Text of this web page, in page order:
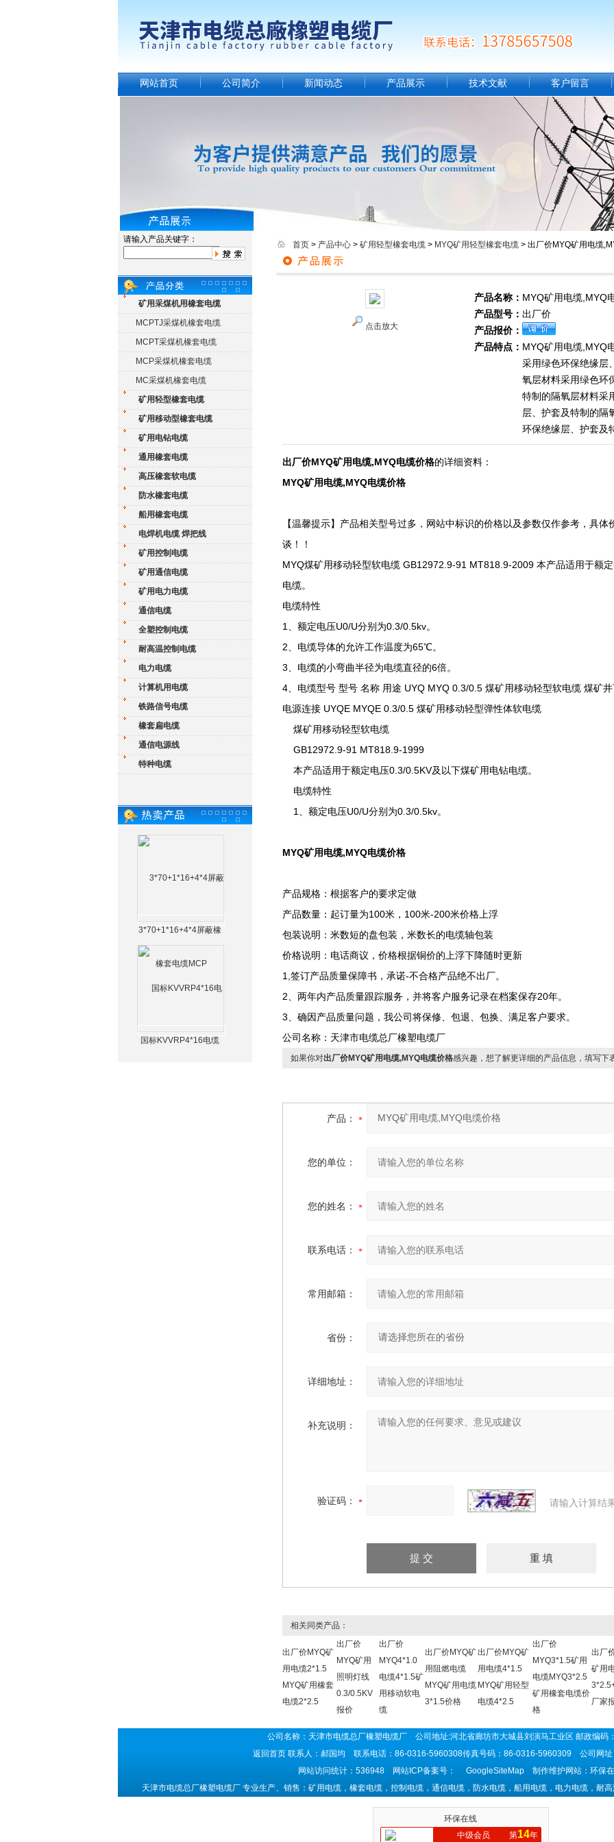
网站首页 公司简介 新闻动态 产品展示 技术文献 客户留言
请输入产品关键字：
矿用采煤机用橡套电缆
MCPTJ采煤机橡套电缆
MCPT采煤机橡套电缆
MCP采煤机橡套电缆
MC采煤机橡套电缆
矿用轻型橡套电缆
矿用移动型橡套电缆
矿用电钻电缆
通用橡套电缆
高压橡套软电缆
防水橡套电缆
船用橡套电缆
电焊机电缆 焊把线
矿用控制电缆
矿用通信电缆
矿用电力电缆
通信电缆
全塑控制电缆
耐高温控制电缆
电力电缆
计算机用电缆
铁路信号电缆
橡套扁电缆
通信电源线
特种电缆
3*70+1*16+4*4屏蔽橡
国标KVVRP4*16电缆
首页 > 产品中心 > 矿用轻型橡套电缆 > MYQ矿用轻型橡套电缆 > 出厂价MYQ矿用电缆
点击放大
产品名称： MYQ矿用电缆,MYQ
产品型号： 出厂价
产品报价：
产品特点： MYQ矿用电缆,MYQ
采用绿色环保绝缘层
氧层材料采用绿色环
特制的隔氧层材料采
层、护套及特制的隔
环保绝缘层、护套及
出厂价MYQ矿用电缆,MYQ电缆价格的详细资料：
MYQ矿用电缆,MYQ电缆价格
【温馨提示】产品相关型号过多，网站中标识的价格以及参数仅作参考，具
谈！！
MYQ煤矿用移动轻型软电缆 GB12972.9-91 MT818.9-2009 本产品适用于额
电缆。
电缆特性
1、额定电压U0/U分别为0.3/0.5kv。
2、电缆导体的允许工作温度为65℃。
3、电缆的小弯曲半径为电缆直径的6倍。
4、电缆型号 型号 名称 用途 UYQ MYQ 0.3/0.5 煤矿用移动轻型软电缆 煤矿
电源连接 UYQE MYQE 0.3/0.5 煤矿用移动轻型弹性体软电缆
煤矿用移动轻型软电缆
GB12972.9-91 MT818.9-1999
本产品适用于额定电压0.3/0.5KV及以下煤矿用电钻电缆。
电缆特性
1、额定电压U0/U分别为0.3/0.5kv。
MYQ矿用电缆,MYQ电缆价格
产品规格：根据客户的要求定做
产品数量：起订量为100米，100米-200米价格上浮
包装说明：米数短的盘包装，米数长的电缆轴包装
价格说明：电话商议，价格根据铜价的上浮下降随时更新
1,签订产品质量保障书，承诺-不合格产品绝不出厂。
2、两年内产品质量跟踪服务，并将客户服务记录在档案保存20年。
3、确因产品质量问题，我公司将保修、包退、包换、满足客户要求。
公司名称：天津市电缆总厂橡塑电缆厂
如果你对出厂价MYQ矿用电缆,MYQ电缆价格感兴趣，想了解更详细的产品信息，填写下
产品：
您的单位：
您的姓名：
联系电话：
常用邮箱：
省份：
详细地址：
补充说明：
验证码： 请输入计算结
相关同类产品：
出厂价MYQ矿
用电缆2*1.5
MYQ矿用橡套
电缆2*2.5
出厂价
MYQ矿用
照明灯线
0.3/0.5KV
报价
出厂价
MYQ4*1.0
电缆4*1.5矿
用移动软电
缆
出厂价MYQ矿
用阻燃电缆
MYQ矿用电缆
3*1.5价格
出厂价MYQ矿
用电缆4*1.5
MYQ矿用轻型
电缆4*2.5
出厂价
MYQ3*1.5矿用
电缆MYQ3*2.5
矿用橡套电缆价
格
出厂
矿用
厂家
公司名称：天津市电缆总厂橡塑电缆厂 公司地址:河北省廊坊市大城县刘演马工业区 邮政编
返回首页联系人：郝国均 联系电话：86-0316-5960308传真号码：86-0316-5960309 公司网址
网站访问统计：536948 网站ICP备案号：
GoogleSiteMap 制作维护网站：环保
天津市电缆总厂橡塑电缆厂 专业生产、销售：矿用电缆，橡套电缆，控制电缆，通信电缆，防水电缆，船用电缆，电力电缆，耐
环保在线
中级会员
第14年